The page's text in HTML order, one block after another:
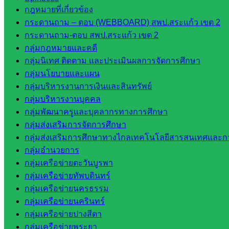
กฎหมายที่เกี่ยวข้อง
กระดานถาม – ตอบ (WEBBOARD) สพป.สระแก้ว เขต 2
กระดานถาม-ตอบ สพป.สระแก้ว เขต 2
กลุ่มกฎหมายและคดี
กลุ่มนิเทศ ติดตาม และประเมินผลการจัดการศึกษา
กลุ่มนโยบายและแผน
กลุ่มบริหารงานการเงินและสินทรัพย์
กลุ่มบริหารงานบุคคล
กลุ่มพัฒนาครูและบุคลากรทางการศึกษา
กลุ่มส่งเสริมการจัดการศึกษา
กลุ่มส่งเสริมการศึกษาทางไกลเทคโนโลยีสารสนเทศและ
กลุ่มอำนวยการ
กลุ่มเครือข่ายตะวันบูรพา
กลุ่มเครือข่ายทัพบดินทร์
กลุ่มเครือข่ายนครธรรม
กลุ่มเครือข่ายนครินทร์
กลุ่มเครือข่ายปางสีดา
กลุ่มเครือข่ายพระยา
เว็บไซต์ อ.ค.ก.ศ.เขตพื้นที่การศึกษา
ดาวน์โหลดเอกสาร
กลุ่มอำนวยการ
กลุ่มบริหารงานงานเงินและสินทรัพย์
กลุ่มนโยบายและแผน
กลุ่มส่งเสริมการจัดการศึกษา
กลุ่มบริหารงานบุคคล
กลุ่มพัฒนาครูและบุคลากรฯ
กลุ่มนิเทศติดตามและประเมินผลฯ
::: ©2021 sakarea2.go.th. All rights reserved. Design By SK2 ICT
สอบถามได้นะคะ